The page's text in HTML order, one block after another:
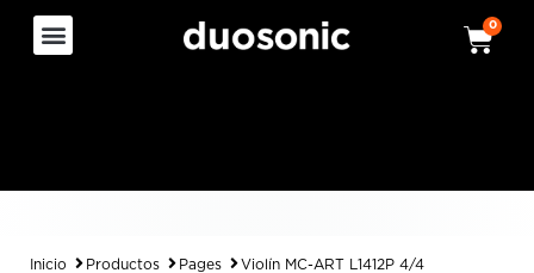
0
Inicio Productos Pages Violín MC-ART L1412P 4/4